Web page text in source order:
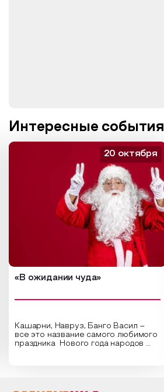
Интересные события
«В ожидании чуда»
Кашарни, Навруз, Банго Васил –
все это название самого любимого
праздника Нового года народов
20 октября